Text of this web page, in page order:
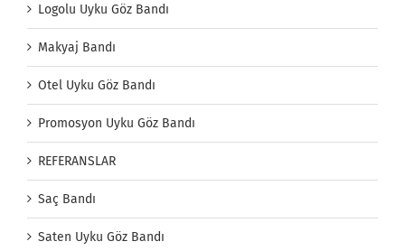
Logolu Uyku Göz Bandı
Makyaj Bandı
Otel Uyku Göz Bandı
Promosyon Uyku Göz Bandı
REFERANSLAR
Saç Bandı
Saten Uyku Göz Bandı